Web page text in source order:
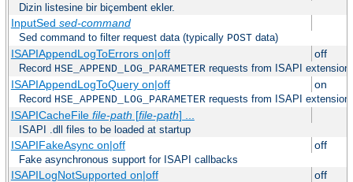
Dizin listesine bir biçembent ekler.
InputSed sed-command
Sed command to filter request data (typically POST data)
ISAPIAppendLogToErrors on|off off
Record HSE_APPEND_LOG_PARAMETER requests from ISAPI
ISAPIAppendLogToQuery on|off on
Record HSE_APPEND_LOG_PARAMETER requests from ISAPI
ISAPICacheFile file-path [file-path] ...
ISAPI .dll files to be loaded at startup
ISAPIFakeAsync on|off off
Fake asynchronous support for ISAPI callbacks
ISAPILogNotSupported on|off off